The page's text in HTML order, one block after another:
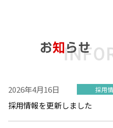
2026年4月16日 採用
採用情報を更新しました